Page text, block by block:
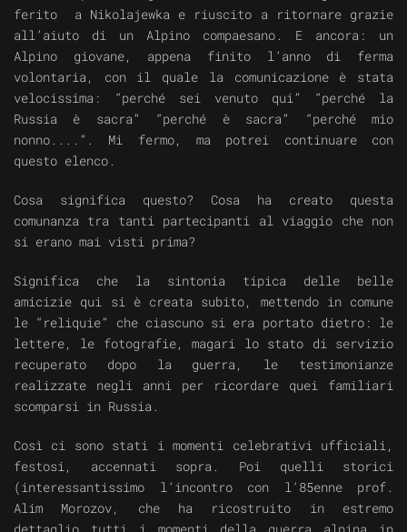
ferito a Nikolajewka e riuscito a ritornare grazie
all’aiuto di un Alpino compaesano. E ancora: un
Alpino giovane, appena finito l’anno di ferma
volontaria, con il quale la comunicazione è stata
velocissima: “perché sei venuto qui” “perché la
Russia è sacra” “perché è sacra” “perché mio
nonno....”. Mi fermo, ma potrei continuare con
questo elenco.
Cosa significa questo? Cosa ha creato questa
comunanza tra tanti partecipanti al viaggio che non
si erano mai visti prima?
Significa che la sintonia tipica delle belle
amicizie qui si è creata subito, mettendo in comune
le “reliquie” che ciascuno si era portato dietro: le
lettere, le fotografie, magari lo stato di servizio
recuperato dopo la guerra, le testimonianze
realizzate negli anni per ricordare quei familiari
scomparsi in Russia.
Così ci sono stati i momenti celebrativi ufficiali,
festosi, accennati sopra. Poi quelli storici
(interessantissimo l’incontro con l’85enne prof.
Alim Morozov, che ha ricostruito in estremo